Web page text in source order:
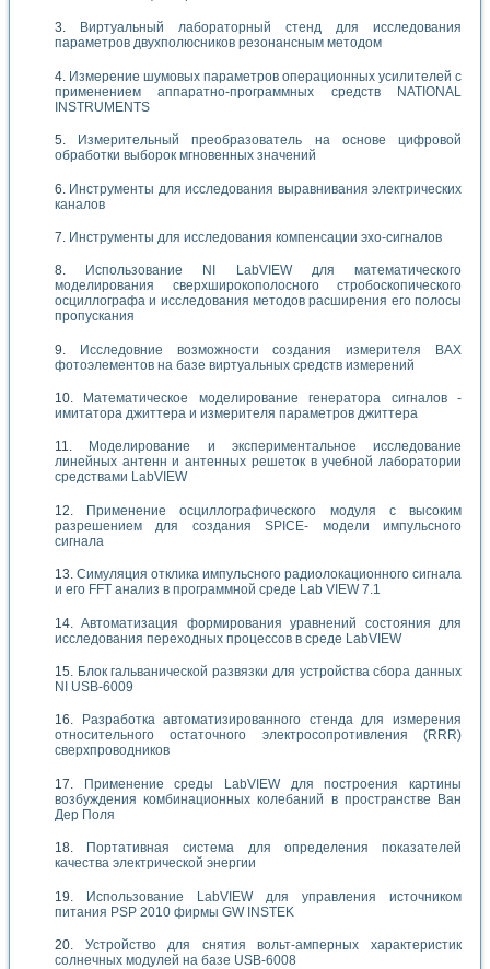
Виртуальный лабораторный стенд для исследования
параметров двухполюсников резонансным методом
Измерение шумовых параметров операционных усилителей с
применением аппаратно-программных средств NATIONAL
INSTRUMENTS
Измерительный преобразователь на основе цифровой
обработки выборок мгновенных значений
Инструменты для исследования выравнивания электрических
каналов
Инструменты для исследования компенсации эхо-сигналов
Использование NI LabVIEW для математического
моделирования сверхширокополосного стробоскопического
осциллографа и исследования методов расширения его полосы
пропускания
Исследовние возможности создания измерителя ВАХ
фотоэлементов на базе виртуальных средств измерений
Математическое моделирование генератора сигналов -
имитатора джиттера и измерителя параметров джиттера
Моделирование и экспериментальное исследование
линейных антенн и антенных решеток в учебной лаборатории
средствами LabVIEW
Применение осциллографического модуля с высоким
разрешением для создания SPICE- модели импульсного
сигнала
Симуляция отклика импульсного радиолокационного сигнала
и его FFT анализ в программной среде Lab VIEW 7.1
Автоматизация формирования уравнений состояния для
исследования переходных процессов в среде LabVIEW
Блок гальванической развязки для устройства сбора данных
NI USB-6009
Разработка автоматизированного стенда для измерения
относительного остаточного электросопротивления (RRR)
сверхпроводников
Применение среды LabVIEW для построения картины
возбуждения комбинационных колебаний в пространстве Ван
Дер Поля
Портативная система для определения показателей
качества электрической энергии
Использование LabVIEW для управления источником
питания PSP 2010 фирмы GW INSTEK
Устройство для снятия вольт-амперных характеристик
солнечных модулей на базе USB-6008